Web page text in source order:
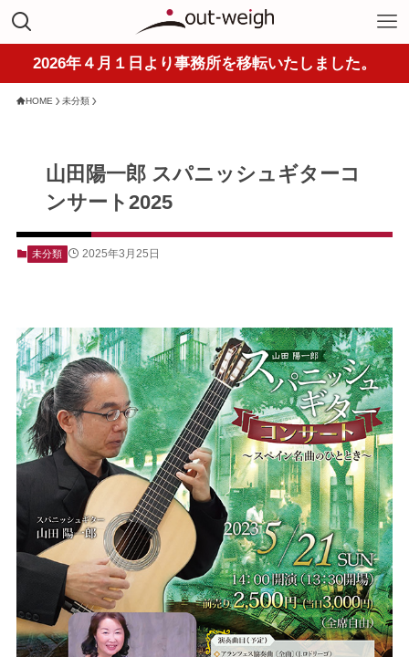
2026年４月１日より事務所を移転いたしました。
HOME 未分類
山田陽一郎 スパニッシュギターコ
ンサート2025
未分類 2025年3月25日